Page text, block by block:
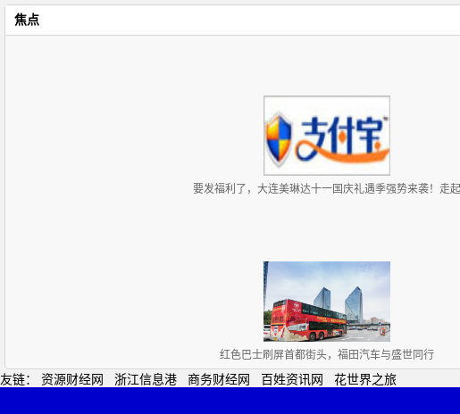
焦点
要发福利了，大连美琳达十一国庆礼遇季强势来袭！走起
红色巴士刷屏首都街头，福田汽车与盛世同行
友链： 资源财经网 浙江信息港 商务财经网 百姓资讯网 花世界之旅